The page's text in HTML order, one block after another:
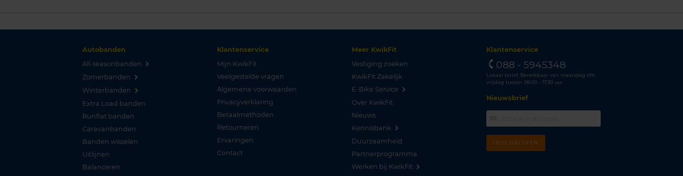
Autobanden
All-seasonbanden
Zomerbanden
Winterbanden
Extra Load banden
Runflat banden
Caravanbanden
Banden wisselen
Uitlijnen
Balanceren
Klantenservice
Mijn KwikFit
Veelgestelde vragen
Algemene voorwaarden
Privacyverklaring
Betaalmethoden
Retourneren
Ervaringen
Contact
Meer KwikFit
Vestiging zoeken
KwikFit Zakelijk
E-Bike Service
Over KwikFit
Nieuws
Kennisbank
Duurzaamheid
Partnerprogramma
Werken bij KwikFit
Klantenservice
088 - 5945348
Lokaal tarief. Bereikbaar van maandag t/m
vrijdag tussen 08.00 - 17.30 uur.
Nieuwsbrief
INSCHRIJVEN